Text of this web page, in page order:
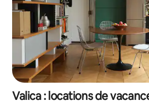
Valica : locations de